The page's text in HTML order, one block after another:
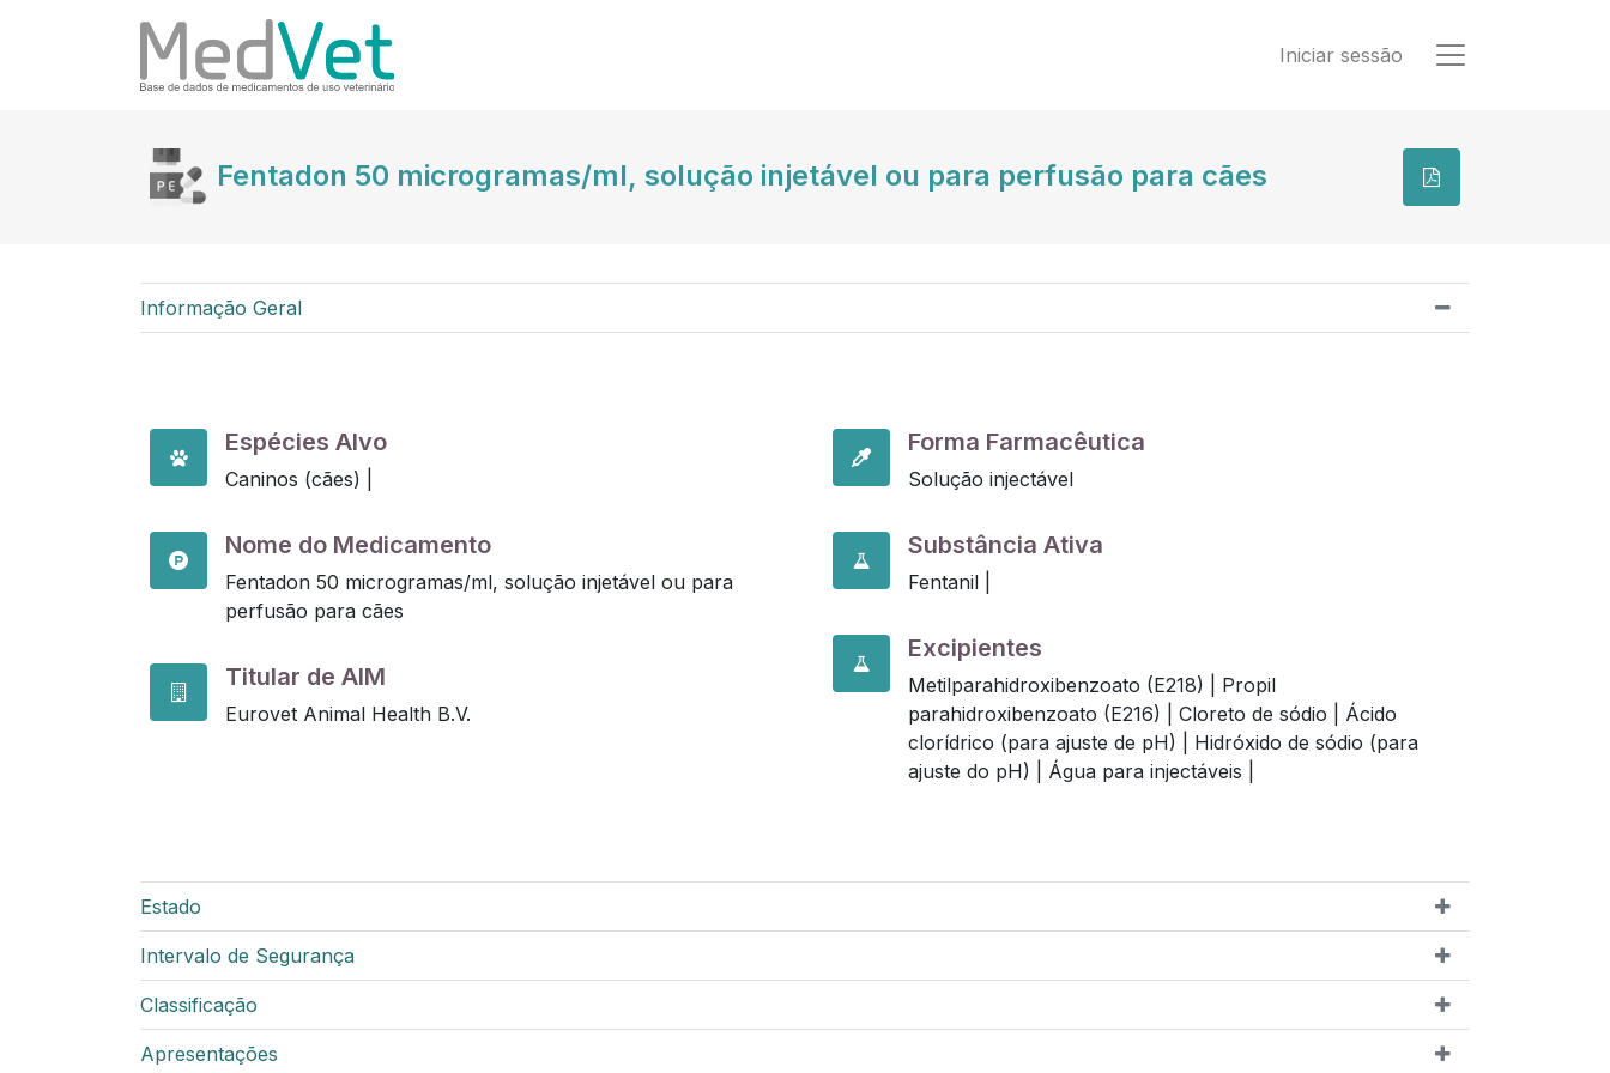
Iniciar sessão
Fentadon 50 microgramas/ml, solução injetável ou para perfusão para cães
Informação Geral
Espécies Alvo
Caninos (cães) |
Nome do Medicamento
Fentadon 50 microgramas/ml, solução injetável ou para
perfusão para cães
Titular de AIM
Eurovet Animal Health B.V.
Forma Farmacêutica
Solução injectável
Substância Ativa
Fentanil |
Excipientes
Metilparahidroxibenzoato (E218) | Propil
parahidroxibenzoato (E216) | Cloreto de sódio | Ácido
clorídrico (para ajuste de pH) | Hidróxido de sódio (para
ajuste do pH) | Água para injectáveis |
Estado
Intervalo de Segurança
Classificação
Apresentações